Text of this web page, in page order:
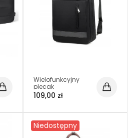
Wielofunkcyjny
plecak
wodoodporny na
laptopa z portem
(T108)
109,00 zł
Niedostępny